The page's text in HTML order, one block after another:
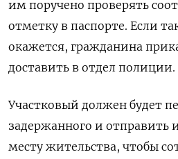
им поручено проверять
отметку в паспорте. Если
окажется, гражданина
доставить в отдел полиции.
Участковый должен будет
задержанного и отправить
месту жительства, чтобы